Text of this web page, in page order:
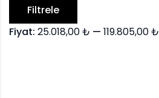
Filtrele
Fiyat: 25.018,00 ₺ — 119.805,00 ₺